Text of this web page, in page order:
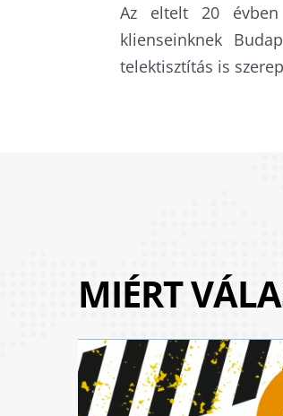
Az eltelt 20 évben
klienseinknek
telektisztítás is
MIÉRT